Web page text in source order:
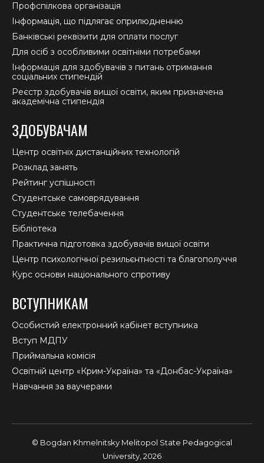
Профспілкова організація
Інформація, що підлягає оприлюдненню
Банківські реквізити для оплати послуг
Для осіб з особливими освітніми потребами
Інформація для здобувачів з питань отримання
соціальних стипендій
Реєстр здобувачів вищої освіти, яким призначена
академічна стипендія
ЗДОБУВАЧАМ
Центр освітніх дистанційних технологій
Розклад занять
Рейтинг успішності
Студентське самоврядування
Студентське телебачення
Бібліотека
Практична підготовка здобувачів вищої освіти
Центр психологічної резильєнтності та благополуччя
Курс основи національного спротиву
ВСТУПНИКАМ
Особистий електронний кабінет вступника
Вступ МДПУ
Приймальна комісія
Освітній центр «Крим-Україна» та «Донбас-Україна»
Навчання за ваучерами
© Bogdan Khmelnitsky Melitopol State Pedagogical
University, 2026